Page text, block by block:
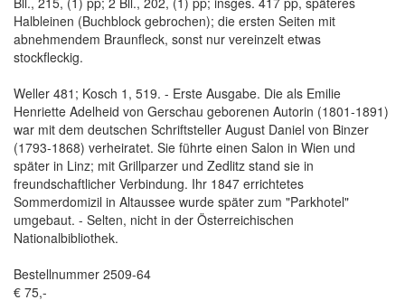
Halbleinen (Buchblock gebrochen); die ersten Seiten mit
abnehmendem Braunfleck, sonst nur vereinzelt etwas
stockfleckig.
Weller 481; Kosch 1, 519. - Erste Ausgabe. Die als Emilie
Henriette Adelheid von Gerschau geborenen Autorin (1801-1891)
war mit dem deutschen Schriftsteller August Daniel von Binzer
(1793-1868) verheiratet. Sie führte einen Salon in Wien und
später in Linz; mit Grillparzer und Zedlitz stand sie in
freundschaftlicher Verbindung. Ihr 1847 errichtetes
Sommerdomizil in Altaussee wurde später zum "Parkhotel"
umgebaut. - Selten, nicht in der Österreichischen
Nationalbibliothek.
Bestellnummer 2509-64
€ 75,-